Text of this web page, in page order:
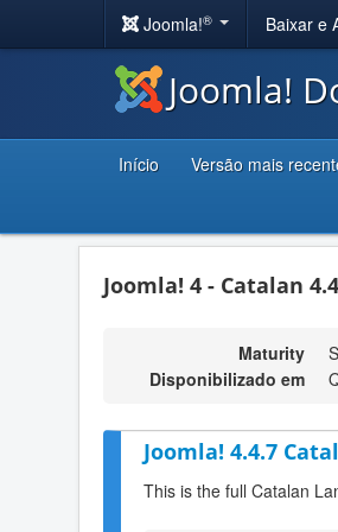
Joomla!® Baixar e
Joomla!
Início Versão mais
Joomla! 4 - Catalan
Maturity
Disponibilizado em
Joomla! 4.4.7
This is the full Catalan